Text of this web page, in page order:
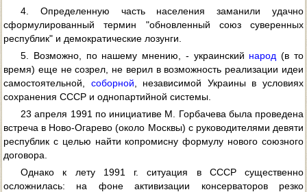
4. Определенную часть населения заманили удачно
сформулированный термин "обновленный союз суверенных
республик" и демократические лозунги.
5. Возможно, по нашему мнению, - украинский народ (в то
время) еще не созрел, не верил в возможность реализации идеи
самостоятельной, соборной , независимой Украины в условиях
сохранения СССР и однопартийной системы.
23 апреля 1991 по инициативе М. Горбачева была проведена
встреча в Ново-Огарево (около Москвы) с руководителями девяти
республик с целью найти копромисну формулу нового союзного
договора.
Однако к лету 1991 г. ситуация в СССР существенно
осложнилась: на фоне активизации консерваторов резко